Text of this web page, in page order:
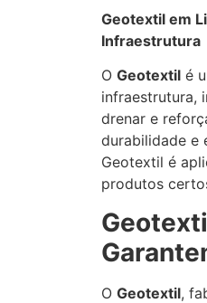
Geotextil em
Infraestrutura
O Geotextil é
infraestrutura,
drenar e
durabilidade e
Geotextil é
produtos
O Geotextil,